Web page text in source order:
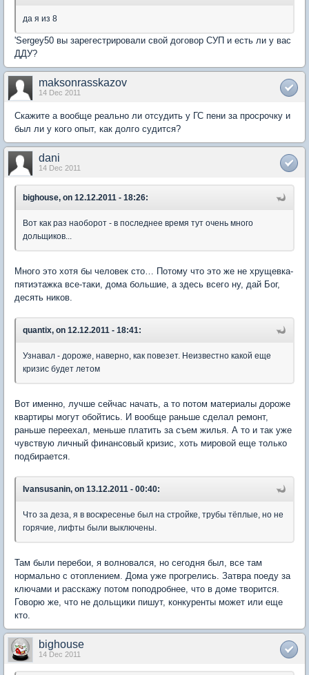
да я из 8
'Sergey50 вы зарегестрировали свой договор СУП и есть ли у вас
ДДУ?
maksonrasskazov
14 Dec 2011
Скажите а вообще реально ли отсудить у ГС пени за просрочку и
был ли у кого опыт, как долго судится?
dani
14 Dec 2011
bighouse, on 12.12.2011 - 18:26:
Вот как раз наоборот - в последнее время тут очень много
дольщиков...
Много это хотя бы человек сто… Потому что это же не хрущевка-
пятиэтажка все-таки, дома большие, а здесь всего ну, дай Бог,
десять ников.
quantix, on 12.12.2011 - 18:41:
Узнавал - дороже, наверно, как повезет. Неизвестно какой еще
кризис будет летом
Вот именно, лучше сейчас начать, а то потом материалы дороже
квартиры могут обойтись. И вообще раньше сделал ремонт,
раньше переехал, меньше платить за съем жилья. А то и так уже
чувствую личный финансовый кризис, хоть мировой еще только
подбирается.
Ivansusanin, on 13.12.2011 - 00:40:
Что за деза, я в воскресенье был на стройке, трубы тёплые, но не
горячие, лифты были выключены.
Там были перебои, я волновался, но сегодня был, все там
нормально с отоплением. Дома уже прогрелись. Затвра поеду за
ключами и расскажу потом поподробнее, что в доме творится.
Говорю же, что не дольщики пишут, конкуренты может или еще
кто.
bighouse
14 Dec 2011